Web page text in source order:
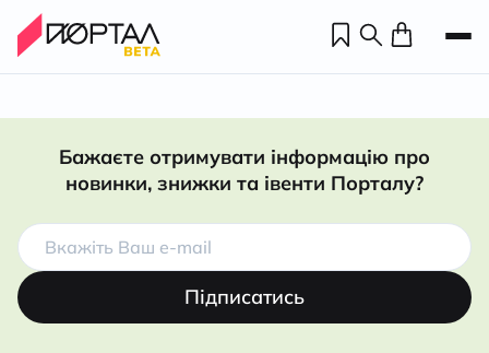
Бажаєте отримувати інформацію про
новинки, знижки та івенти Порталу?
Підписатись